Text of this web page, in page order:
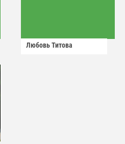
Любовь Титова